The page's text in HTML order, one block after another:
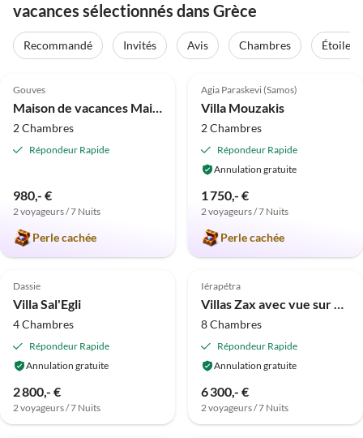
vacances sélectionnés dans Grèce
Recommandé Invités Avis Chambres Étoiles
Meilleure
Annonce
Gouves
Maison de vacances Maison Conito
2 Chambres
Répondeur Rapide
980,- €
2 voyageurs / 7 Nuits
Perle cachée
Meilleure
Annonce
Agia Paraskevi (Samos)
Villa Mouzakis
2 Chambres
Répondeur Rapide
Annulation gratuite
1 750,- €
2 voyageurs / 7 Nuits
Perle cachée
Annonce
Dassie
Villa Sal'Egli
4 Chambres
Répondeur Rapide
Annulation gratuite
2 800,- €
2 voyageurs / 7 Nuits
Annonce
Iérapétra
Villas Zax avec vue sur mer
8 Chambres
Répondeur Rapide
Annulation gratuite
6 300,- €
2 voyageurs / 7 Nuits
Annonce
Annonce